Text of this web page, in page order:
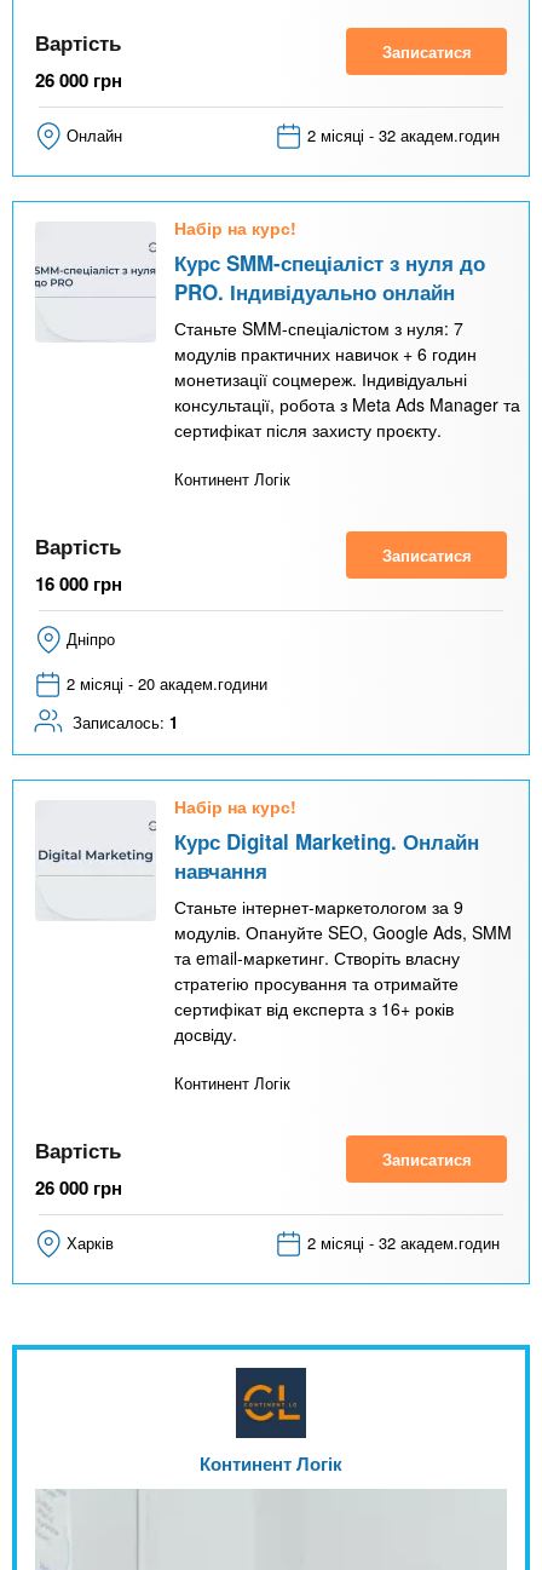
Вартість
26 000 грн
Записатися
Онлайн 2 місяці - 32 академ.годин
Набір на курс!
Курс SMM-спеціаліст з нуля до
PRO. Індивідуально онлайн
Станьте SMM-спеціалістом з нуля: 7
модулів практичних навичок + 6 годин
монетизації соцмереж. Індивідуальні
консультації, робота з Meta Ads Manager та
сертифікат після захисту проєкту.
Континент Логік
Вартість
16 000 грн
Записатися
Дніпро
2 місяці - 20 академ.години
Записалось: 1
Набір на курс!
Курс Digital Marketing. Онлайн
навчання
Станьте інтернет-маркетологом за 9
модулів. Опануйте SEO, Google Ads, SMM
та email-маркетинг. Створіть власну
стратегію просування та отримайте
сертифікат від експерта з 16+ років
досвіду.
Континент Логік
Вартість
26 000 грн
Записатися
Харків 2 місяці - 32 академ.годин
Континент Логік